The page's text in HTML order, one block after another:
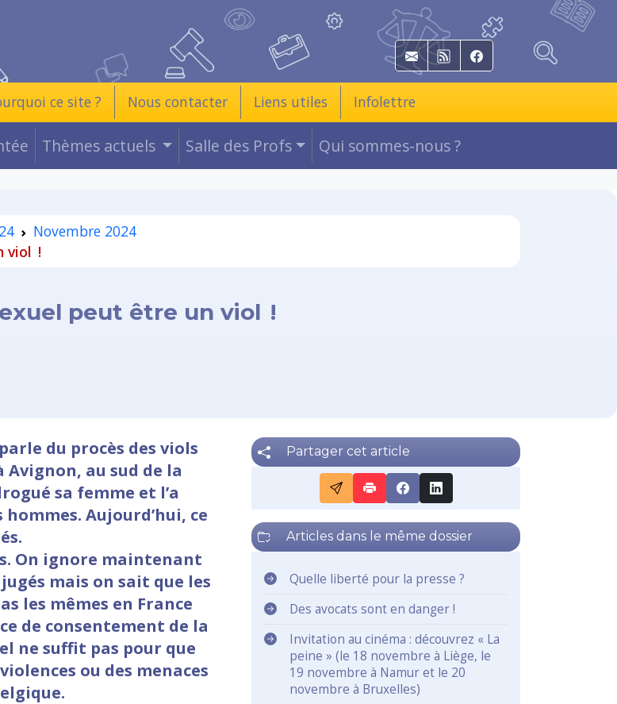
E-mail RSS Facebook
ce site ? Nous contacter Liens utiles Infolettre
Thèmes actuels Salle des Profs Qui sommes-nous ?
Novembre 2024
viol !
peut être un viol !
du procès des viols
Avignon, au sud de la
sa femme et l’a
Aujourd’hui, ce
On ignore maintenant
mais on sait que les
les mêmes en France
de consentement de la
ne suffit pas pour que
ou des menaces
Partager cet article
Articles dans le même dossier
Quelle liberté pour la presse ?
Des avocats sont en danger !
Invitation au cinéma : découvrez « La
peine » (le 18 novembre à Liège, le
19 novembre à Namur et le 20
novembre à Bruxelles)